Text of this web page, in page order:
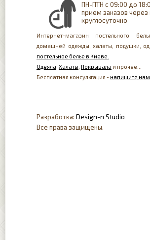
ПН-ПТН с 09:00 до
прием заказов
круглосуточно
Интернет-магазин постельного
домашней одежды, халаты, подушки,
постельное белье в Киеве.
Одеяла Халаты Покрывала и прочее...
Бесплатная консультация - напишите нам
Разработка: Design-n Studio
Все права защищены.